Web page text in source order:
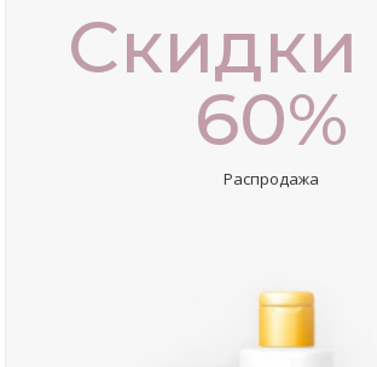
Скидки
60%
Распродажа